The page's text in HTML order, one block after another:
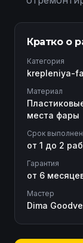
Кратко о
Категория
krepleniya-
Материал
места фары
Срок
от 1 до 2
Гарантия
от 6
Мастер
Dima